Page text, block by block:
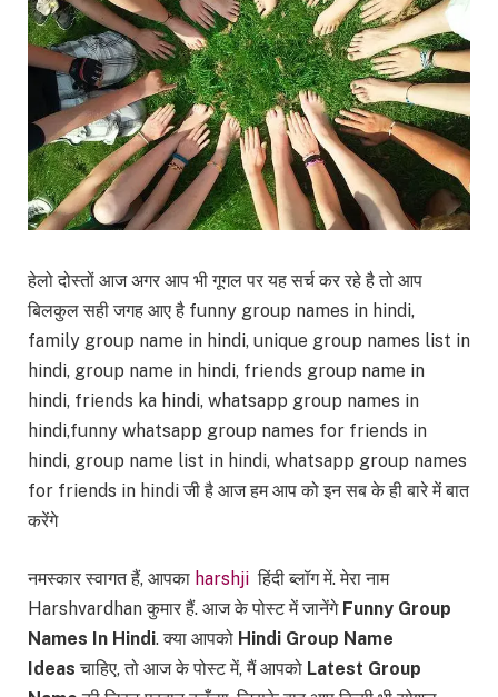
हेलो दोस्तों आज अगर आप भी गूगल पर यह सर्च कर रहे है तो आप
बिलकुल सही जगह आए है funny group names in hindi,
family group name in hindi, unique group names list in
hindi, group name in hindi, friends group name in
hindi, friends ka hindi, whatsapp group names in
hindi,funny whatsapp group names for friends in
hindi, group name list in hindi, whatsapp group names
for friends in hindi जी है आज हम आप को इन सब के ही बारे में बात
करेंगे
नमस्कार स्वागत हैं, आपका harshji हिंदी ब्लॉग में. मेरा नाम
Harshvardhan कुमार हैं. आज के पोस्ट में जानेंगे Funny Group
Names In Hindi. क्या आपको Hindi Group Name
Ideas चाहिए, तो आज के पोस्ट में, मैं आपको Latest Group